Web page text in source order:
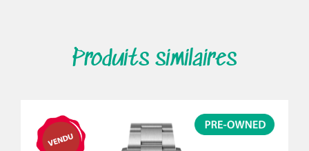
Produits similaires